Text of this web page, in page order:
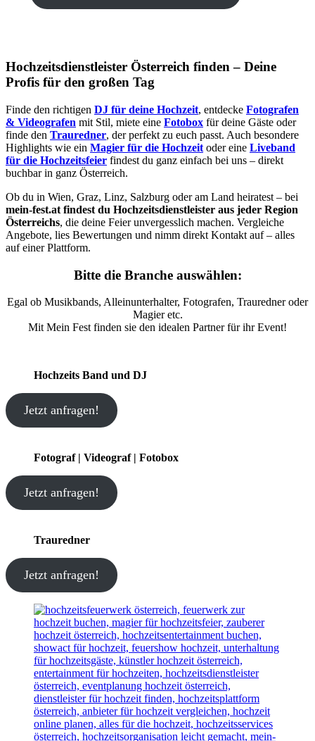
Hochzeitsdienstleister Österreich finden – Deine
Profis für den großen Tag
Finde den richtigen DJ für deine Hochzeit, entdecke Fotografen
& Videografen mit Stil, miete eine Fotobox für deine Gäste oder
finde den Trauredner, der perfekt zu euch passt. Auch besondere
Highlights wie ein Magier für die Hochzeit oder eine Liveband
für die Hochzeitsfeier findest du ganz einfach bei uns – direkt
buchbar in ganz Österreich.
Ob du in Wien, Graz, Linz, Salzburg oder am Land heiratest – bei
mein-fest.at findest du Hochzeitsdienstleister aus jeder Region
Österreichs, die deine Feier unvergesslich machen. Vergleiche
Angebote, lies Bewertungen und nimm direkt Kontakt auf – alles
auf einer Plattform.
Bitte die Branche auswählen:
Egal ob Musikbands, Alleinunterhalter, Fotografen, Trauredner oder
Magier etc.
Mit Mein Fest finden sie den idealen Partner für ihr Event!
Hochzeits Band und DJ
Jetzt anfragen!
Fotograf | Videograf | Fotobox
Jetzt anfragen!
Trauredner
Jetzt anfragen!